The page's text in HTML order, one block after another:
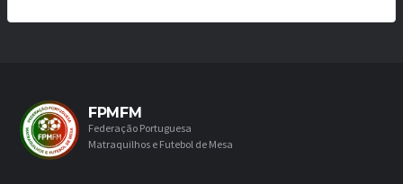
FPMFM
Federação Portuguesa
Matraquilhos e Futebol de Mesa